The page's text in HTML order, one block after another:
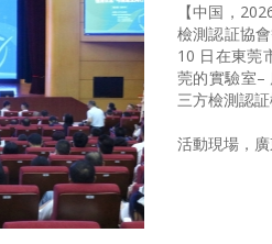
【中国，
檢測認証協
10 日在東莞
莞的實驗室–
三方檢測認証
活動現場，